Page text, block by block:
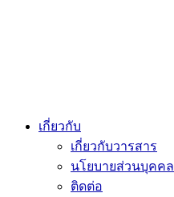
เกี่ยวกับ
เกี่ยวกับวารสาร
นโยบายส่วนบุคคล
ติดต่อ